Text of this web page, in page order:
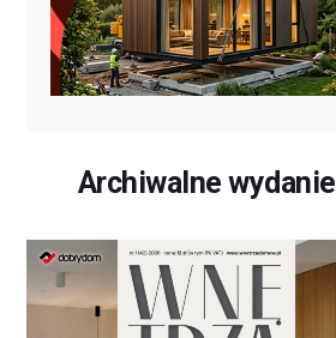
Archiwalne wydanie